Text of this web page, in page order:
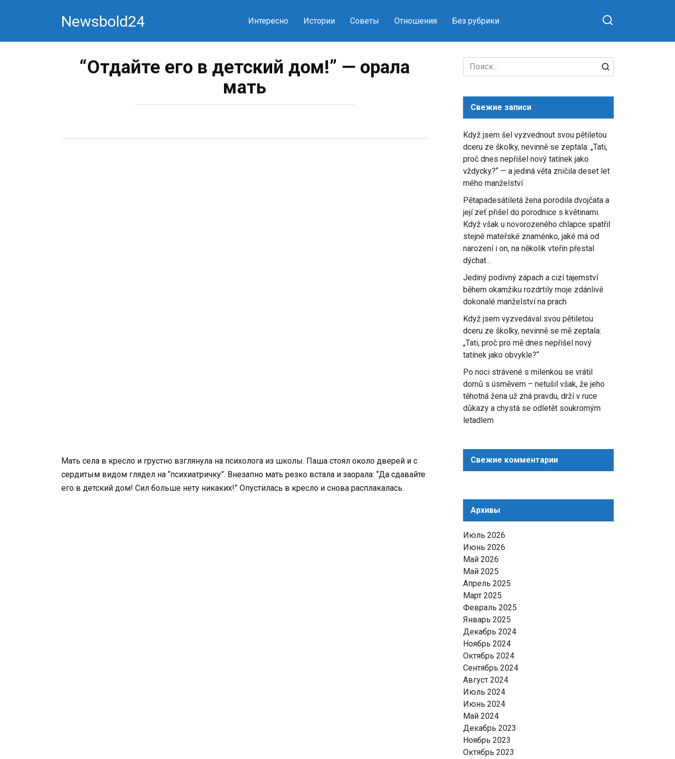
Newsbold24 Интересно Истории Советы Отношения Без рубрики
“Отдайте его в детский дом!” — орала
мать
Мать села в кресло и грустно взглянула на психолога из школы. Паша стоял около дверей и с
сердитым видом глядел на “психиатричку”. Внезапно мать резко встала и заорала: “Да сдавайте
его в детский дом! Сил больше нету никаких!” Опустилась в кресло и снова расплакалась.
Search
for:
Свежие записи
Když jsem šel vyzvednout svou pětiletou
dceru ze školky, nevinně se zeptala: „Tati,
proč dnes nepřišel nový tatínek jako
vždycky?“ — a jediná věta zničila deset let
mého manželství
Pětapadesátiletá žena porodila dvojčata a
její zeť přišel do porodnice s květinami.
Když však u novorozeného chlapce spatřil
stejné mateřské znaménko, jaké má od
narození i on, na několik vteřin přestal
dýchat…
Jediný podivný zápach a cizí tajemství
během okamžiku rozdrtily moje zdánlivě
dokonalé manželství na prach
Když jsem vyzvedával svou pětiletou
dceru ze školky, nevinně se mě zeptala:
„Tati, proč pro mě dnes nepřišel nový
tatínek jako obvykle?“
Po noci strávené s milenkou se vrátil
domů s úsměvem – netušil však, že jeho
těhotná žena už zná pravdu, drží v ruce
důkazy a chystá se odletět soukromým
letadlem
Свежие комментарии
Архивы
Июль 2026
Июнь 2026
Май 2026
Май 2025
Апрель 2025
Март 2025
Февраль 2025
Январь 2025
Декабрь 2024
Ноябрь 2024
Октябрь 2024
Сентябрь 2024
Август 2024
Июль 2024
Июнь 2024
Май 2024
Декабрь 2023
Ноябрь 2023
Октябрь 2023